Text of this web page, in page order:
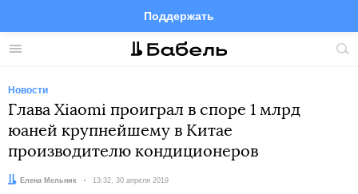
Меню
Поддержать
FacebookTelegramTwitter
Новости
Глава Xiaomi проиграл в споре 1 млрд
юаней крупнейшему в Китае
производителю кондиционеров
Автор:Елена Мельник Дата:
13:32, 30 апреля 2019